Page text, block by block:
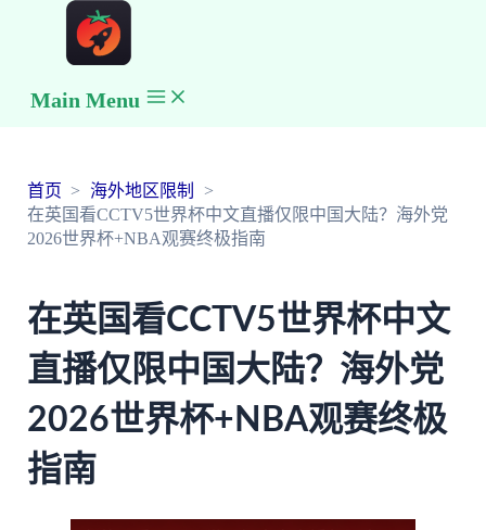
Main Menu
首页
海外地区限制
在英国看CCTV5世界杯中文直播仅限中国大陆？海外党
2026世界杯+NBA观赛终极指南
在英国看CCTV5世界杯中文
直播仅限中国大陆？海外党
2026世界杯+NBA观赛终极
指南